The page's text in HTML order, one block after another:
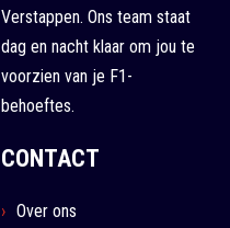
Verstappen. Ons team staat
dag en nacht klaar om jou te
voorzien van je F1-
behoeftes.
CONTACT
Over ons